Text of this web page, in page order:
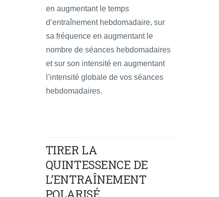
en augmentant le temps
d’entraînement hebdomadaire, sur
sa fréquence en augmentant le
nombre de séances hebdomadaires
et sur son intensité en augmentant
l’intensité globale de vos séances
hebdomadaires.
TIRER LA
QUINTESSENCE DE
L’ENTRAÎNEMENT